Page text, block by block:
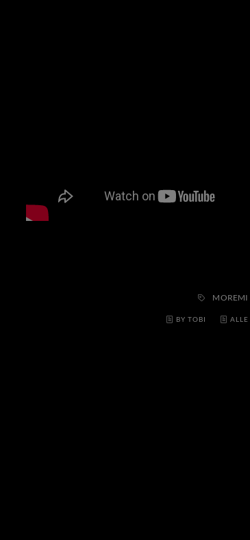
MOREMI
BY TOBI ALLE